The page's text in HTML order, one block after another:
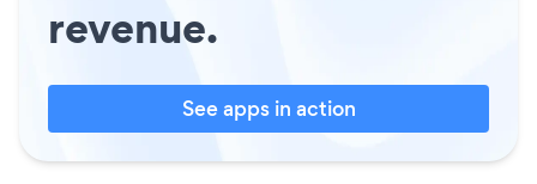
revenue.
See apps in action